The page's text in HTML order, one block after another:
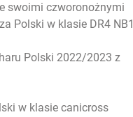
swoimi czworonożnymi
Polski w klasie DR4 NB1
Polski 2022/2023 z
w klasie canicross